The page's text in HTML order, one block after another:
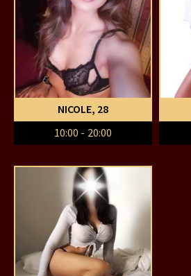
NICOLE, 28
10:00 - 20:00